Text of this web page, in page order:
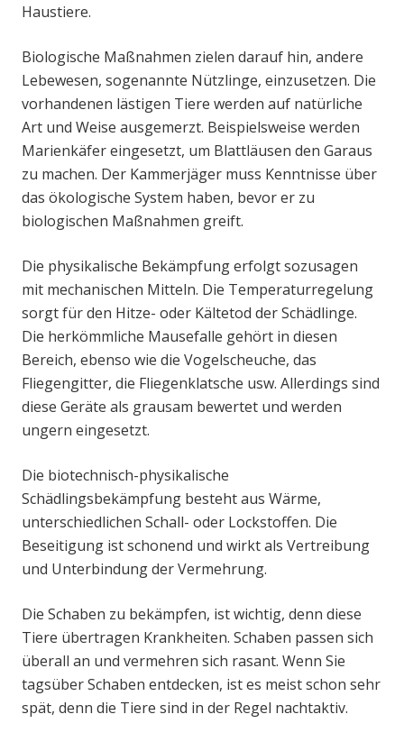
Haustiere.
Biologische Maßnahmen zielen darauf hin, andere
Lebewesen, sogenannte Nützlinge, einzusetzen. Die
vorhandenen lästigen Tiere werden auf natürliche
Art und Weise ausgemerzt. Beispielsweise werden
Marienkäfer eingesetzt, um Blattläusen den Garaus
zu machen. Der Kammerjäger muss Kenntnisse über
das ökologische System haben, bevor er zu
biologischen Maßnahmen greift.
Die physikalische Bekämpfung erfolgt sozusagen
mit mechanischen Mitteln. Die Temperaturregelung
sorgt für den Hitze- oder Kältetod der Schädlinge.
Die herkömmliche Mausefalle gehört in diesen
Bereich, ebenso wie die Vogelscheuche, das
Fliegengitter, die Fliegenklatsche usw. Allerdings sind
diese Geräte als grausam bewertet und werden
ungern eingesetzt.
Die biotechnisch-physikalische
Schädlingsbekämpfung besteht aus Wärme,
unterschiedlichen Schall- oder Lockstoffen. Die
Beseitigung ist schonend und wirkt als Vertreibung
und Unterbindung der Vermehrung.
Die Schaben zu bekämpfen, ist wichtig, denn diese
Tiere übertragen Krankheiten. Schaben passen sich
überall an und vermehren sich rasant. Wenn Sie
tagsüber Schaben entdecken, ist es meist schon sehr
spät, denn die Tiere sind in der Regel nachtaktiv.